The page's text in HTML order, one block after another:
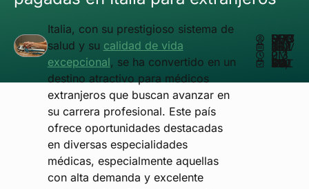
Italia, con su prestigioso sistema de
salud y su calidad de vida
excepcional, se ha convertido en un
destino atractivo para médicos
extranjeros que buscan avanzar en
su carrera profesional. Este país
ofrece oportunidades destacadas
en diversas especialidades
médicas, especialmente aquellas
con alta demanda y excelente
ESCRITO POR
MATHEUS REIS
NOVIEMBRE 25, 2024
2:30 PM
ACTUALIZADO EN MAYO 20, 2025